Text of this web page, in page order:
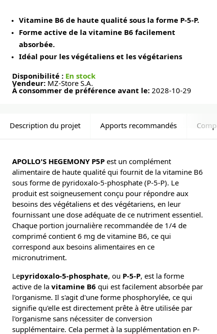
Vitamine B6 de haute qualité sous la forme P-5-P.
Forme active de la vitamine B6 facilement
absorbée.
Idéal pour les végétaliens et les végétariens
Disponibilité : En stock
Vendeur: MZ-Store S.A.
À consommer de préférence avant le: 2028-10-29
Description du projet Apports recommandés
APOLLO'S HEGEMONY P5P est un complément
alimentaire de haute qualité qui fournit de la vitamine B6
sous forme de pyridoxalo-5-phosphate (P-5-P). Le
produit est soigneusement conçu pour répondre aux
besoins des végétaliens et des végétariens, en leur
fournissant une dose adéquate de ce nutriment essentiel.
Chaque portion journalière recommandée de 1/4 de
comprimé contient 6 mg de vitamine B6, ce qui
correspond aux besoins alimentaires en ce
micronutriment.
Lepyridoxalo-5-phosphate, ou P-5-P, est la forme
active de la vitamine B6 qui est facilement absorbée par
l'organisme. Il s'agit d'une forme phosphorylée, ce qui
signifie qu'elle est directement prête à être utilisée par
l'organisme sans nécessiter de conversion
supplémentaire. Cela permet à la supplémentation en P-